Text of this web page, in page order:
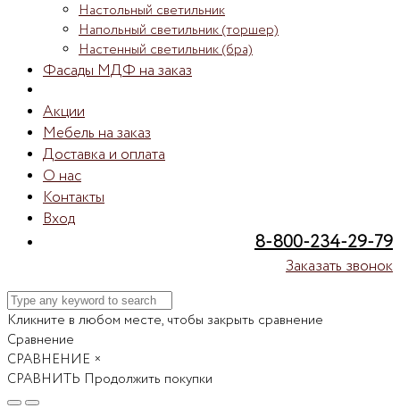
Настольный светильник
Напольный светильник (торшер)
Настенный светильник (бра)
Фасады МДФ на заказ
Акции
Мебель на заказ
Доставка и оплата
О нас
Контакты
Вход
8-800-234-29-79
Заказать звонок
Кликните в любом месте, чтобы закрыть сравнение
Сравнение
СРАВНЕНИЕ ×
СРАВНИТЬ Продолжить покупки